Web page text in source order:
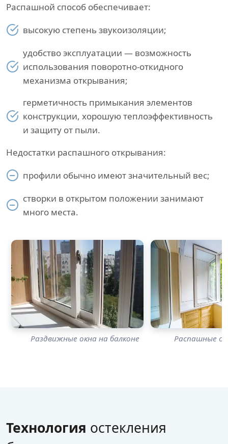
Распашной способ обеспечивает:
высокую степень звукоизоляции;
удобство эксплуатации — возможность
использования поворотно-откидного
механизма открывания;
герметичность примыкания элементов
конструкции, хорошую теплоэффективность
и защиту от пыли.
Недостатки распашного открывания:
профили обычно имеют значительный вес;
створки в открытом положении занимают
много места.
Раздвижные окна на балконе Распашные
Технология остекления